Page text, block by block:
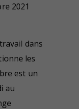
2021
dans
les
est un
au